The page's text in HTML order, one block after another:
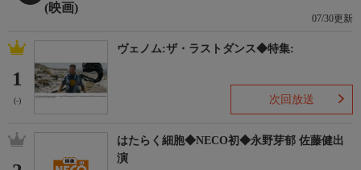
(映画)
07/30更新
1
(-)
ヴェノム:ザ・ラストダンス◆特集:
次回放送
はたらく細胞◆NECO初◆永野芽郁 佐藤健出
演